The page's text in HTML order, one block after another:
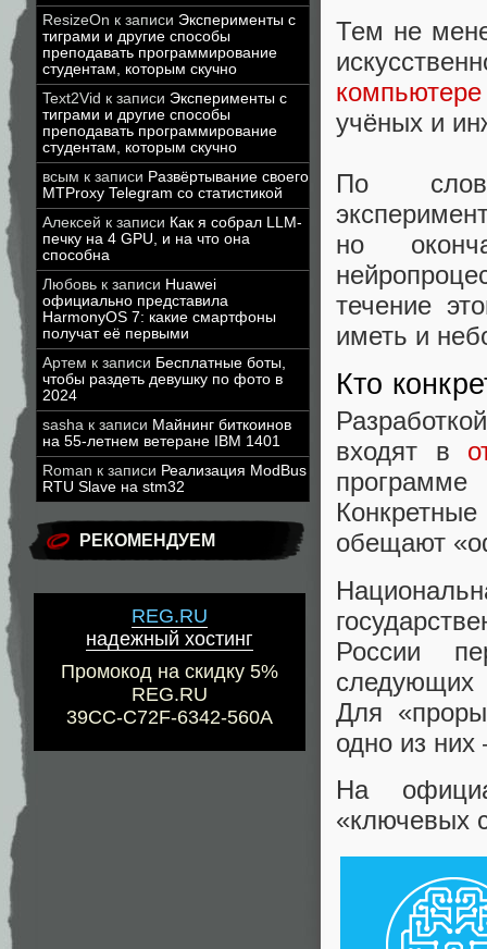
ResizeOn к записи Эксперименты с
тиграми и другие способы
преподавать программирование
студентам, которым скучно
Text2Vid к записи Эксперименты с
тиграми и другие способы
преподавать программирование
студентам, которым скучно
всым к записи Развёртывание своего
MTProxy Telegram со статистикой
Алексей к записи Как я собрал LLM-
печку на 4 GPU, и на что она
способна
Любовь к записи Huawei
официально представила
HarmonyOS 7: какие смартфоны
получат её первыми
Артем к записи Бесплатные боты,
чтобы раздеть девушку по фото в
2024
sasha к записи Майнинг биткоинов
на 55-летнем ветеране IBM 1401
Roman к записи Реализация ModBus
RTU Slave на stm32
РЕКОМЕНДУЕМ
REG.RU
надежный хостинг
Промокод на скидку 5%
REG.RU
39CC-C72F-6342-560A
Тем не
компьютере
учёных и
По
но
течение
иметь и
Кто
входят в
обещают
России
следующих
Для
одно из
На
«ключевых